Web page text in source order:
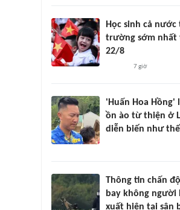
Học sinh cả nước
trường sớm nhất
22/8
7 giờ
'Huấn Hoa Hồng'
ồn ào từ thiện ở
diễn biến như
Thông tin chấn
bay không người
xuất hiện tại sân